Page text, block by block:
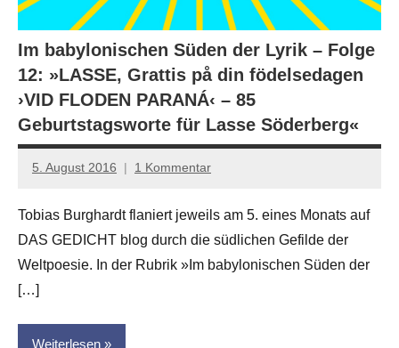
Im babylonischen Süden der Lyrik – Folge
12: »LASSE, Grattis på din födelsedagen
›VID FLODEN PARANÁ‹ – 85
Geburtstagsworte für Lasse Söderberg«
5. August 2016
Anton
Leitner
1 Kommentar
Tobias Burghardt flaniert jeweils am 5. eines Monats auf
DAS GEDICHT blog durch die südlichen Gefilde der
Weltpoesie. In der Rubrik »Im babylonischen Süden der
[…]
Weiterlesen